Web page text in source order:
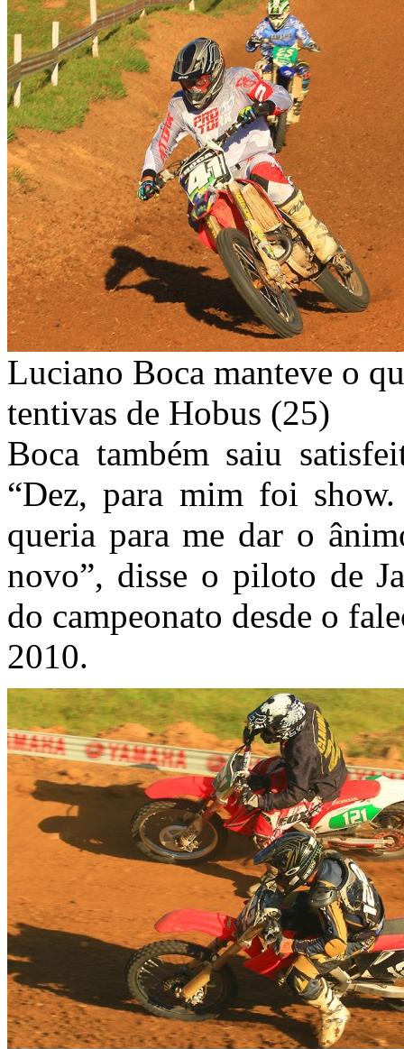
Luciano Boca manteve o
tentivas de Hobus (25)
Boca também saiu
“Dez, para mim foi
queria para me dar o
novo”, disse o piloto de
do campeonato desde o
2010.